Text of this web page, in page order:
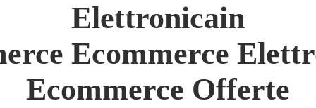
Elettronicain
Ecommerce
Ecommerce Offerte